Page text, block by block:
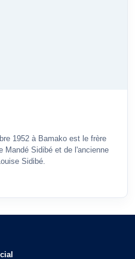
1952 à Bamako est le frère
Mandé Sidibé et de l'ancienne
Sidibé.